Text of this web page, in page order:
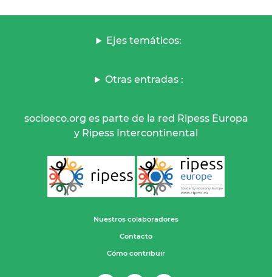
Ejes temáticos:
Otras entradas :
socioeco.org es parte de la red Ripess Europa
y Ripess Intercontinental
Nuestros colaboradores
Contacto
Cómo contribuir